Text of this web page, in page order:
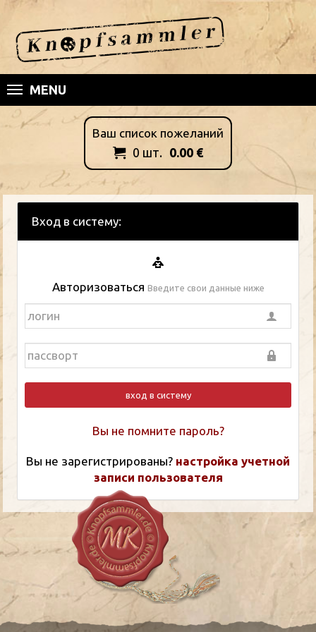
MENU
Ваш список пожеланий
 0 шт. 0.00 €
Вход в систему:
Авторизоваться Введите свои данные ниже
вход в систему
Вы не помните пароль?
Вы не зарегистрированы? настройка учетной
записи пользователя